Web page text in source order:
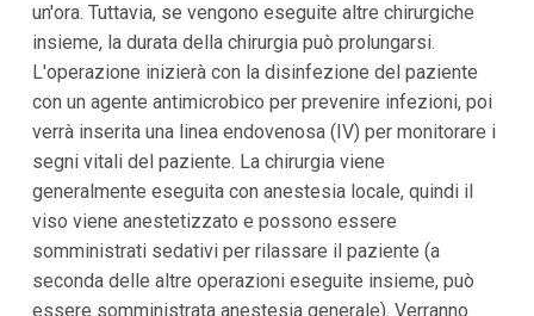
un'ora. Tuttavia, se vengono eseguite altre chirurgiche
insieme, la durata della chirurgia può prolungarsi.
L'operazione inizierà con la disinfezione del paziente
con un agente antimicrobico per prevenire infezioni, poi
verrà inserita una linea endovenosa (IV) per monitorare i
segni vitali del paziente. La chirurgia viene
generalmente eseguita con anestesia locale, quindi il
viso viene anestetizzato e possono essere
somministrati sedativi per rilassare il paziente (a
seconda delle altre operazioni eseguite insieme, può
essere somministrata anestesia generale). Verranno